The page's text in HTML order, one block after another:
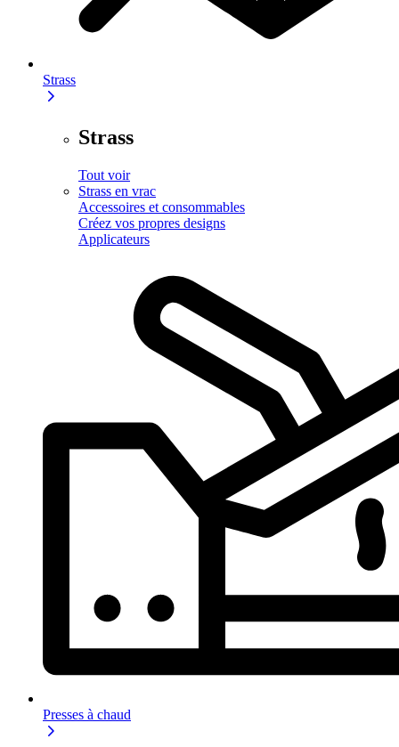
Strass
Strass
Tout voir
Strass en vrac
Accessoires et consommables
Créez vos propres designs
Applicateurs
Presses à chaud